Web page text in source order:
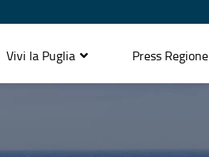
Vivi la Puglia Press Regione